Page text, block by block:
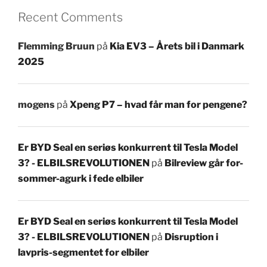
Recent Comments
Flemming Bruun på Kia EV3 – Årets bil i Danmark
2025
mogens på Xpeng P7 – hvad får man for pengene?
Er BYD Seal en seriøs konkurrent til Tesla Model
3? - ELBILSREVOLUTIONEN på Bilreview går for-
sommer-agurk i fede elbiler
Er BYD Seal en seriøs konkurrent til Tesla Model
3? - ELBILSREVOLUTIONEN på Disruption i
lavpris-segmentet for elbiler